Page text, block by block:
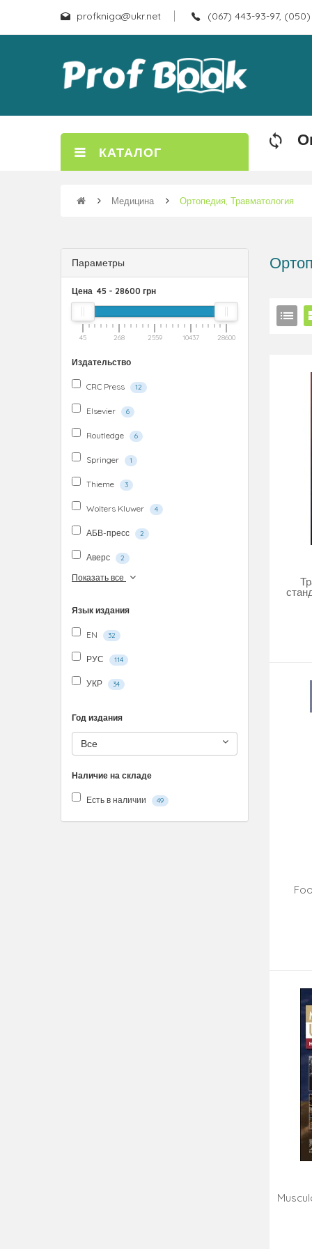
profkniga@ukr.net (067) 443-93-97,
КАТАЛОГ
Медицина Ортопедия, Травматология
Параметры
Цена 45 - 28600 грн
45 268 2559 10437 28600
Издательство
CRC Press 12
Elsevier 6
Routledge 6
Springer 1
Thieme 3
Wolters Kluwer 4
АБВ-пресс 2
Аверс 2
Показать все
Язык издания
EN 32
РУС 114
УКР 34
Год издания
Все
Наличие на складе
Есть в наличии 49